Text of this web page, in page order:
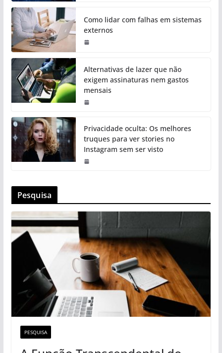
Como lidar com falhas em sistemas
externos
Alternativas de lazer que não
exigem assinaturas nem gastos
mensais
Privacidade oculta: Os melhores
truques para ver stories no
Instagram sem ser visto
Pesquisa
PESQUISA